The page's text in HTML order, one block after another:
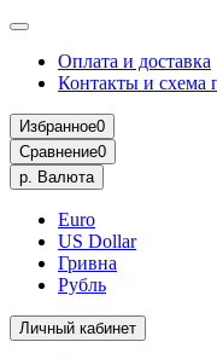
Оплата и доставка
Контакты и схема
Избранное0
Сравнение0
р. Валюта
Euro
US Dollar
Гривна
Рубль
Личный кабинет